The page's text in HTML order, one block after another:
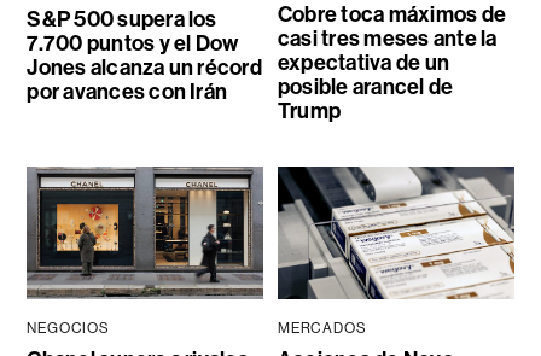
S&P 500 supera los
7.700 puntos y el Dow
Jones alcanza un récord
por avances con Irán
Cobre toca máximos de
casi tres meses ante la
expectativa de un
posible arancel de
Trump
NEGOCIOS MERCADOS